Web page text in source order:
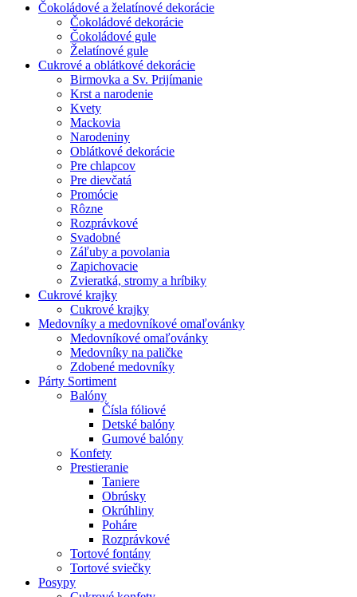
Čokoládové a želatínové dekorácie
Čokoládové dekorácie
Čokoládové gule
Želatínové gule
Cukrové a oblátkové dekorácie
Birmovka a Sv. Prijímanie
Krst a narodenie
Kvety
Mackovia
Narodeniny
Oblátkové dekorácie
Pre chlapcov
Pre dievčatá
Promócie
Rôzne
Rozprávkové
Svadobné
Záľuby a povolania
Zapichovacie
Zvieratká, stromy a hríbiky
Cukrové krajky
Cukrové krajky
Medovníky a medovníkové omaľovánky
Medovníkové omaľovánky
Medovníky na paličke
Zdobené medovníky
Párty Sortiment
Balóny
Čísla fóliové
Detské balóny
Gumové balóny
Konfety
Prestieranie
Taniere
Obrúsky
Okrúhliny
Poháre
Rozprávkové
Tortové fontány
Tortové sviečky
Posypy